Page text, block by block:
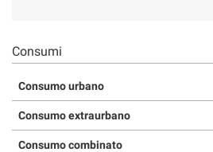
Consumi
Consumo urbano
Consumo extraurbano
Consumo combinato